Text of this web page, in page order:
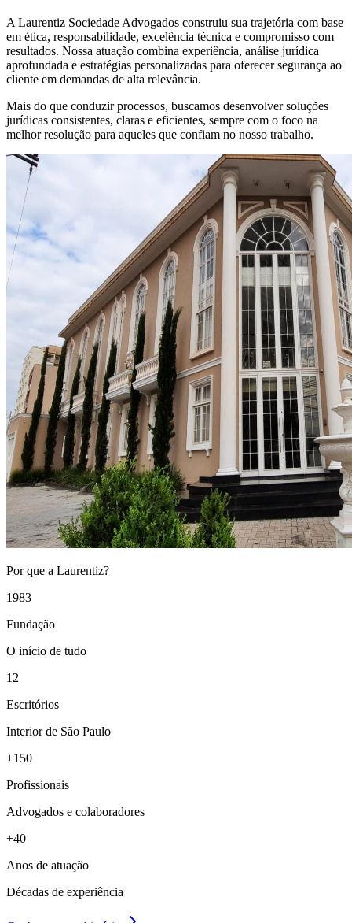
A Laurentiz Sociedade Advogados construiu sua trajetória com base
em ética, responsabilidade, excelência técnica e compromisso com
resultados. Nossa atuação combina experiência, análise jurídica
aprofundada e estratégias personalizadas para oferecer segurança ao
cliente em demandas de alta relevância.
Mais do que conduzir processos, buscamos desenvolver soluções
jurídicas consistentes, claras e eficientes, sempre com o foco na
melhor resolução para aqueles que confiam no nosso trabalho.
Por que a Laurentiz?
1983
Fundação
O início de tudo
12
Escritórios
Interior de São Paulo
+150
Profissionais
Advogados e colaboradores
+40
Anos de atuação
Décadas de experiência